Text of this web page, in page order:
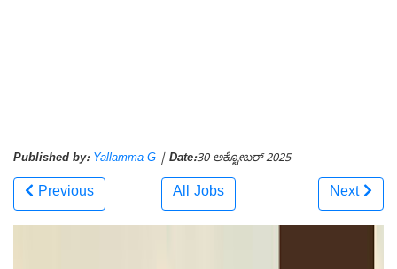
Published by: Yallamma G | Date:30 ಅಕ್ಟೋಬರ್ 2025
Previous All Jobs Next